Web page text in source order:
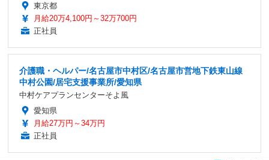
東京都
月給20万4,100円～32万700円
正社員
介護職・ヘルパー/名古屋市中村区/名古屋市営地下鉄東山線
中村公園/居宅支援事業所/愛知県
中村ケアプランセンターそよ風
愛知県
月給27万円～34万円
正社員